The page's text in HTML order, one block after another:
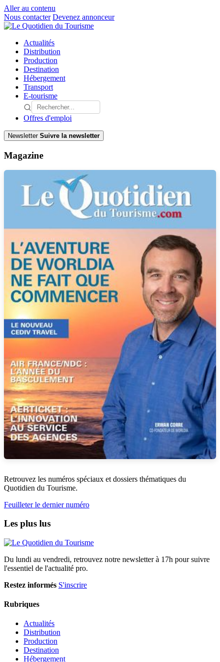
Aller au contenu
Nous contacter Devenez annonceur
Actualités
Distribution
Production
Destination
Hébergement
Transport
E-tourisme
Offres d'emploi
Newsletter Suivre la newsletter
Magazine
Retrouvez les numéros spéciaux et dossiers thématiques du
Quotidien du Tourisme.
Feuilleter le dernier numéro
Les plus lus
Du lundi au vendredi, retrouvez notre newsletter à 17h pour suivre
l'essentiel de l'actualité pro.
Restez informés S'inscrire
Rubriques
Actualités
Distribution
Production
Destination
Hébergement